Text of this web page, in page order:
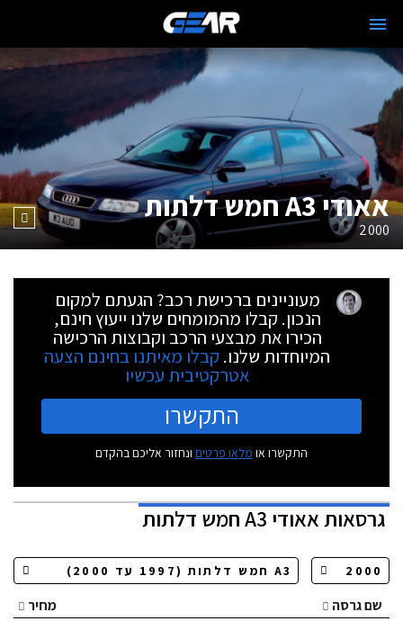
אאודי A3 חמש דלתות
2000
מעוניינים ברכישת רכב? הגעתם למקום
הנכון. קבלו מהמומחים שלנו ייעוץ חינם,
הכירו את מבצעי הרכב וקבוצות הרכישה
המיוחדות שלנו. קבלו מאיתנו בחינם הצעה
אטרקטיבית עכשיו
התקשרו
התקשרו או מלאו פרטים ונחזור אליכם בהקדם
גרסאותאאודי A3 חמש דלתות
שם גרסה
מחיר